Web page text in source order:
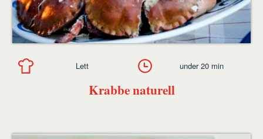
Krabbe naturell
Lett under 20 min